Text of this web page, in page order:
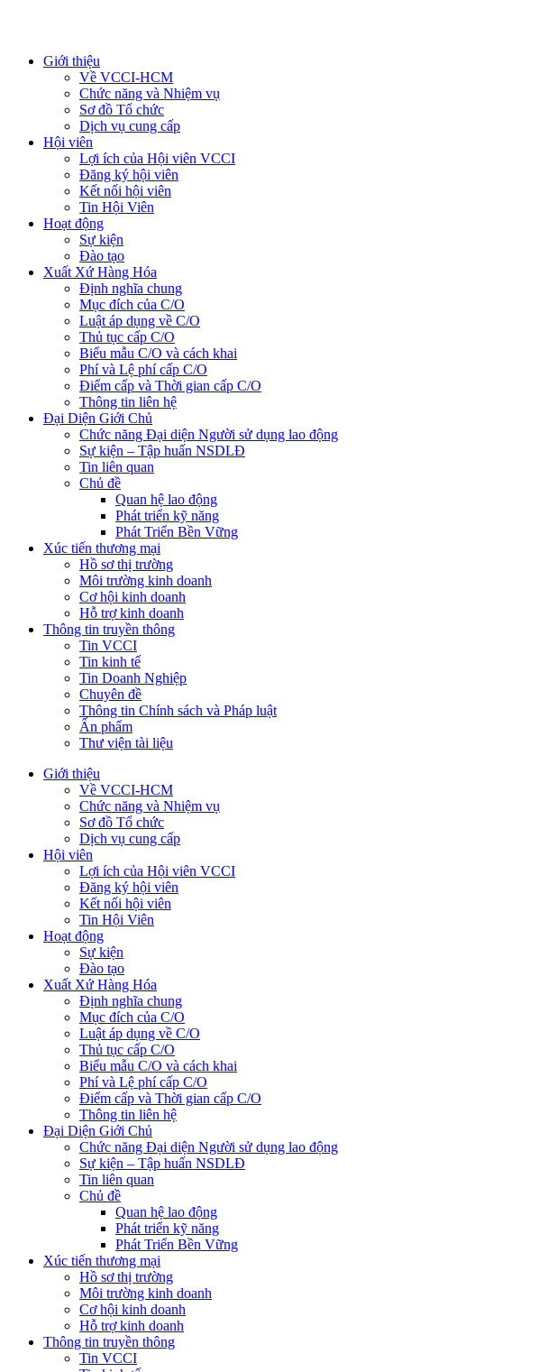
Giới thiệu
Về VCCI-HCM
Chức năng và Nhiệm vụ
Sơ đồ Tổ chức
Dịch vụ cung cấp
Hội viên
Lợi ích của Hội viên VCCI
Đăng ký hội viên
Kết nối hội viên
Tin Hội Viên
Hoạt động
Sự kiện
Đào tạo
Xuất Xứ Hàng Hóa
Định nghĩa chung
Mục đích của C/O
Luật áp dụng về C/O
Thủ tục cấp C/O
Biểu mẫu C/O và cách khai
Phí và Lệ phí cấp C/O
Điểm cấp và Thời gian cấp C/O
Thông tin liên hệ
Đại Diện Giới Chủ
Chức năng Đại diện Người sử dụng lao động
Sự kiện – Tập huấn NSDLĐ
Tin liên quan
Chủ đề
Quan hệ lao động
Phát triển kỹ năng
Phát Triển Bền Vững
Xúc tiến thương mại
Hồ sơ thị trường
Môi trường kinh doanh
Cơ hội kinh doanh
Hỗ trợ kinh doanh
Thông tin truyền thông
Tin VCCI
Tin kinh tế
Tin Doanh Nghiệp
Chuyên đề
Thông tin Chính sách và Pháp luật
Ấn phẩm
Thư viện tài liệu
Giới thiệu
Về VCCI-HCM
Chức năng và Nhiệm vụ
Sơ đồ Tổ chức
Dịch vụ cung cấp
Hội viên
Lợi ích của Hội viên VCCI
Đăng ký hội viên
Kết nối hội viên
Tin Hội Viên
Hoạt động
Sự kiện
Đào tạo
Xuất Xứ Hàng Hóa
Định nghĩa chung
Mục đích của C/O
Luật áp dụng về C/O
Thủ tục cấp C/O
Biểu mẫu C/O và cách khai
Phí và Lệ phí cấp C/O
Điểm cấp và Thời gian cấp C/O
Thông tin liên hệ
Đại Diện Giới Chủ
Chức năng Đại diện Người sử dụng lao động
Sự kiện – Tập huấn NSDLĐ
Tin liên quan
Chủ đề
Quan hệ lao động
Phát triển kỹ năng
Phát Triển Bền Vững
Xúc tiến thương mại
Hồ sơ thị trường
Môi trường kinh doanh
Cơ hội kinh doanh
Hỗ trợ kinh doanh
Thông tin truyền thông
Tin VCCI